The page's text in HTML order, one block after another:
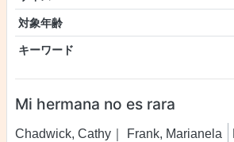
対象年齢
キーワード
Mi hermana no es rara
Chadwick, Cathy｜ Frank, Marianela